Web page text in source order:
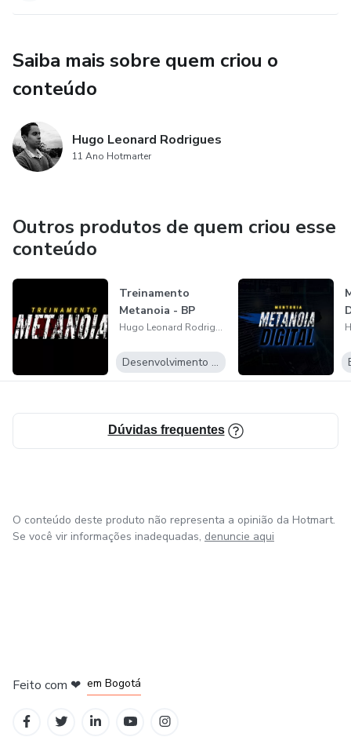
Saiba mais sobre quem criou o
conteúdo
Hugo Leonard Rodrigues
11 Ano Hotmarter
Outros produtos de quem criou esse
conteúdo
Treinamento
Metanoia - BP
Hugo Leonard Rodrigues
Desenvolvimento Pessoal
Dúvidas frequentes
O conteúdo deste produto não representa a opinião da Hotmart.
Se você vir informações inadequadas, denuncie aqui
Feito com ❤ em Bogotá